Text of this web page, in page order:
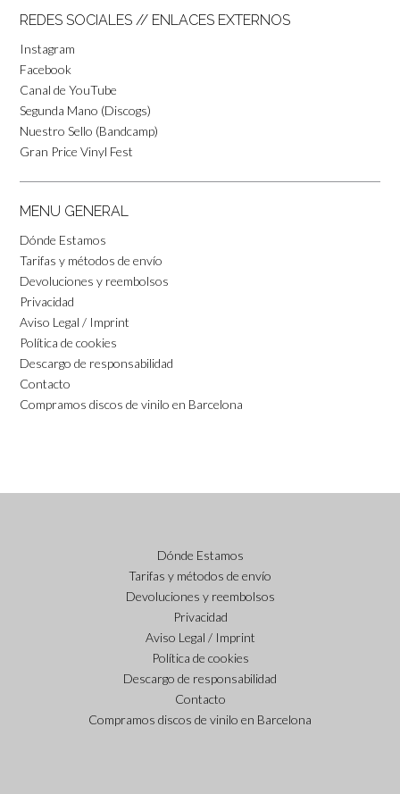
REDES SOCIALES // ENLACES EXTERNOS
Instagram
Facebook
Canal de YouTube
Segunda Mano (Discogs)
Nuestro Sello (Bandcamp)
Gran Price Vinyl Fest
MENU GENERAL
Dónde Estamos
Tarifas y métodos de envío
Devoluciones y reembolsos
Privacidad
Aviso Legal / Imprint
Política de cookies
Descargo de responsabilidad
Contacto
Compramos discos de vinilo en Barcelona
Dónde Estamos
Tarifas y métodos de envío
Devoluciones y reembolsos
Privacidad
Aviso Legal / Imprint
Política de cookies
Descargo de responsabilidad
Contacto
Compramos discos de vinilo en Barcelona